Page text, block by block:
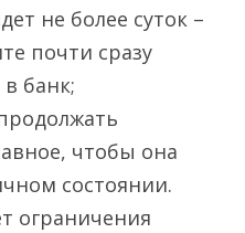
не более суток –
почти сразу
банк;
чтобы она
состоянии.
ограничения